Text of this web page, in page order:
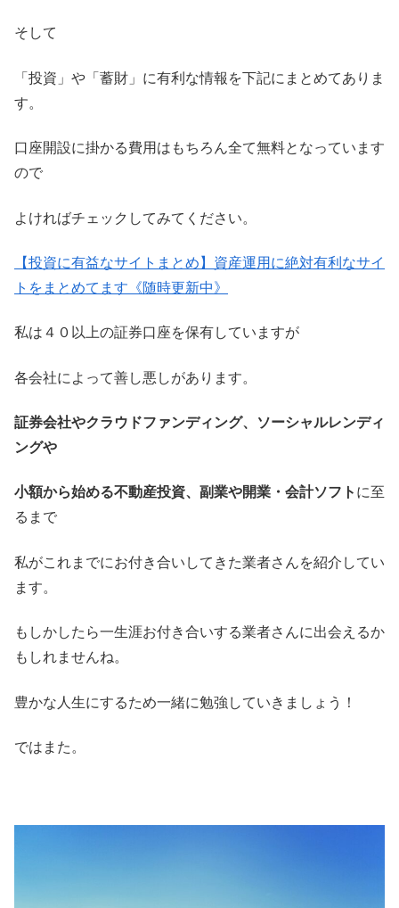
そして
「投資」や「蓄財」に有利な情報を下記にまとめてありま
す。
口座開設に掛かる費用はもちろん全て無料となっています
ので
よければチェックしてみてください。
【投資に有益なサイトまとめ】資産運用に絶対有利なサイ
トをまとめてます《随時更新中》
私は４０以上の証券口座を保有していますが
各会社によって善し悪しがあります。
証券会社やクラウドファンディング、ソーシャルレンディ
ングや
小額から始める不動産投資、副業や開業・会計ソフト に至
るまで
私がこれまでにお付き合いしてきた業者さんを紹介してい
ます。
もしかしたら一生涯お付き合いする業者さんに出会えるか
もしれませんね。
豊かな人生にするため一緒に勉強していきましょう！
ではまた。